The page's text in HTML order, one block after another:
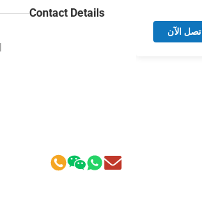
اتصل الآن
Contact Details